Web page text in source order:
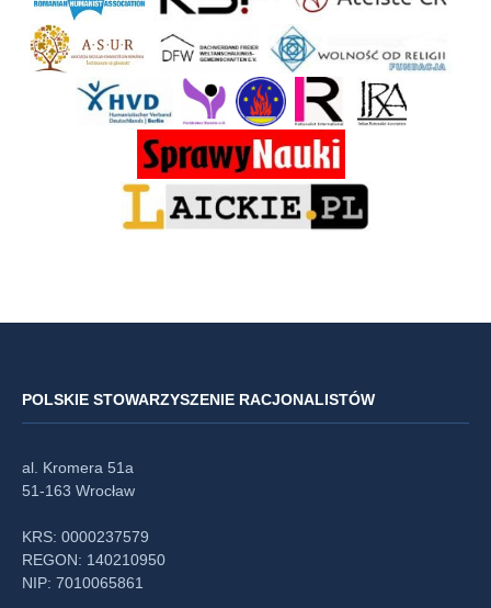
POLSKIE STOWARZYSZENIE RACJONALISTÓW
al. Kromera 51a
51-163 Wrocław
KRS: 0000237579
REGON: 140210950
NIP: 7010065861